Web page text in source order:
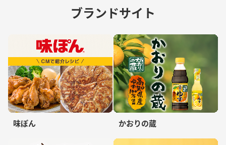
ブランドサイト
味ぽん かおりの蔵